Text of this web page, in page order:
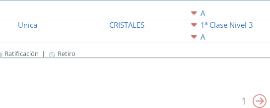
A
Unica CRISTALES 1ª Clase Nivel 3
A
Ratificación | Retiro
1